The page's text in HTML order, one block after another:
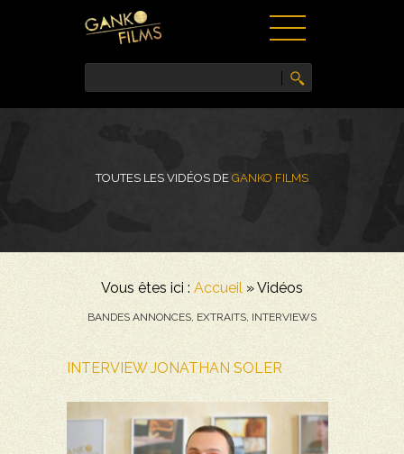
NEWS
CONTACT
TOUTES LES VIDÉOS DE GANKO FILMS
Vous êtes ici : Accueil »Vidéos
BANDES ANNONCES, EXTRAITS, INTERVIEWS
INTERVIEW JONATHAN SOLER